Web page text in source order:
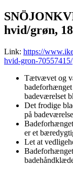
hvid/grøn,
Link: https://
hvid-gron-70557415/
Tætvævet og
badeværelset
Det frodige
på
er et
Let at